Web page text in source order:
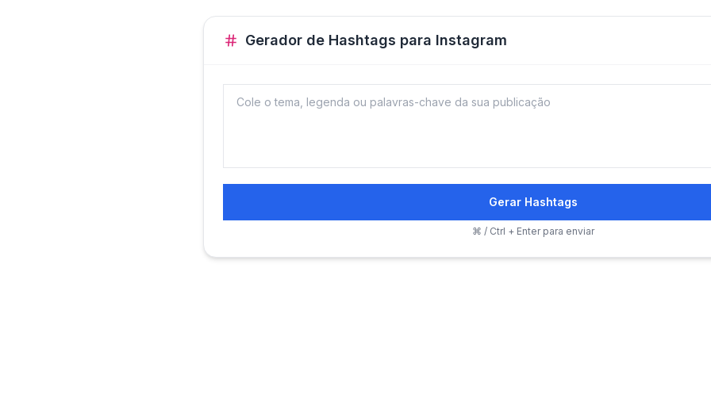
Gerador de Hashtags para Instagram
Gerar Hashtags
⌘ / Ctrl + Enter para enviar